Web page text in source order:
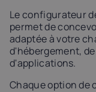
Le configurateur
permet de
adaptée à votre
d'hébergement,
d'applications.
Chaque option de